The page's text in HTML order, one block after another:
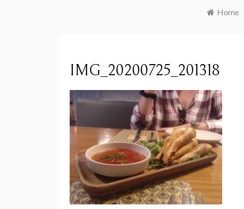
Home
IMG_20200725_201318